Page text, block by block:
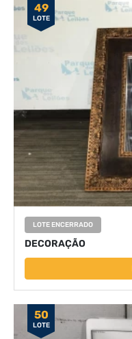
49
LOTE
LOTE ENCERRADO
DECORAÇÃO
50
LOTE